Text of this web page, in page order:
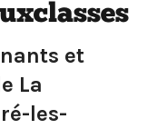
et
La
les-